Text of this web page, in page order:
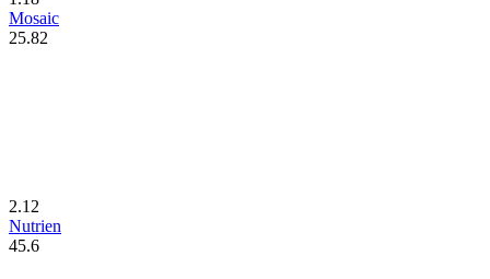
Mosaic
25.82
2.12
Nutrien
45.6